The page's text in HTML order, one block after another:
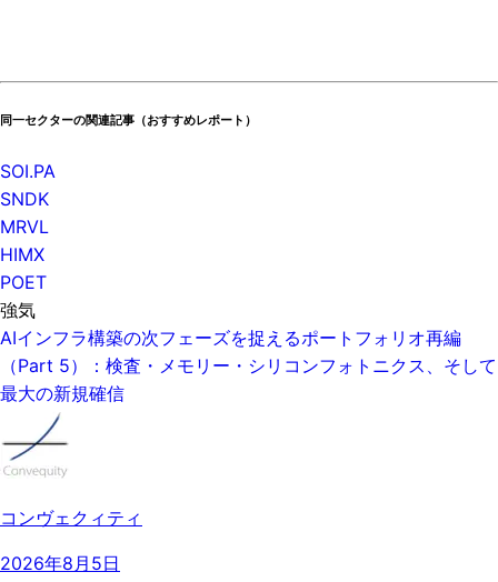
同一セクターの関連記事（おすすめレポート）
SOI.PA
SNDK
MRVL
HIMX
POET
強気
AIインフラ構築の次フェーズを捉えるポートフォリオ再編
（Part 5）：検査・メモリー・シリコンフォトニクス、そして
最大の新規確信
コンヴェクィティ
2026年8月5日